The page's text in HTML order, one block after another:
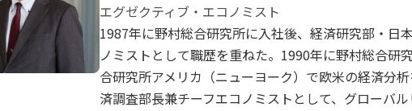
エグゼクティブ・エコノミスト
1987年に野村総合研究所に入社後、経済研究部・日
ノミストとして職歴を重ねた。1990年に野村総合研
合研究所アメリカ（ニューヨーク）で欧米の経済分
済調査部長兼チーフエコノミストとして、グローバ